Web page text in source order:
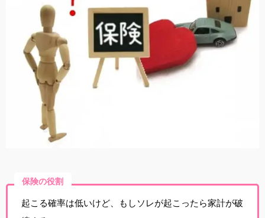
保険の役割
起こる確率は低いけど、もしソレが起こったら家計が破